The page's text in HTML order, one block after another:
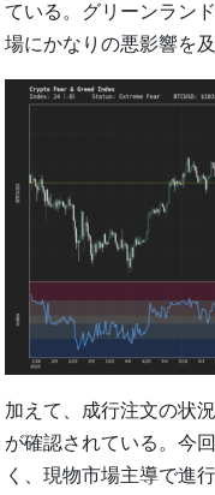
ている。グリーンラン
場にかなりの悪影響を
加えて、成行注文の状
が確認されている。今
く、現物市場主導で進